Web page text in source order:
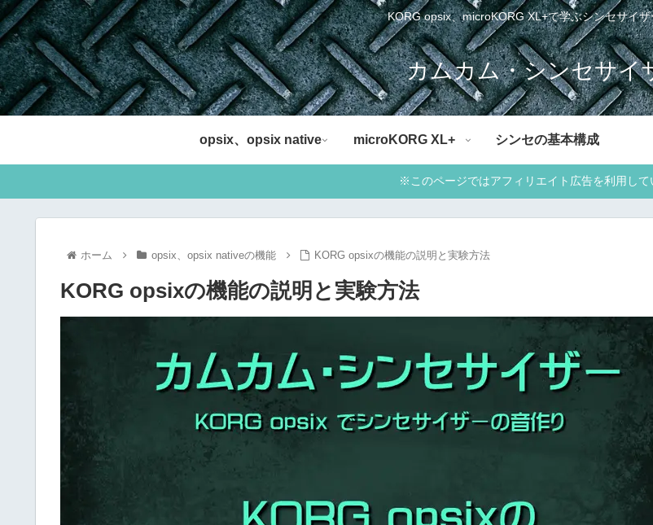
KORG opsix、microKORG XL+で学ぶシンセサイ
カムカム・シンセサイ
opsix、opsix native microKORG XL+ シンセの基本構成
※このページではアフィリエイト広告を利用して
ホーム opsix、opsix nativeの機能 KORG opsixの機能の説明と実験方法
KORG opsixの機能の説明と実験方法